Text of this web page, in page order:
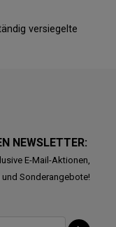
versiegelte
NEWSLETTER:
E-Mail-Aktionen,
und Sonderangebote!